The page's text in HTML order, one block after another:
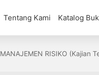
Tentang Kami Katalog
MANAJEMEN RISIKO (Kajian